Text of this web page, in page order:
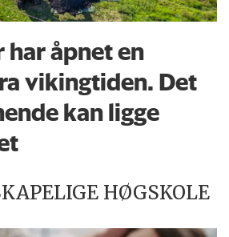
åpnet en
vikingtiden. Det
kan ligge
HØGSKOLE